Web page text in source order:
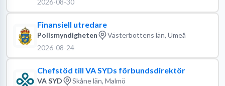
Finansiell utredare
Polismyndigheten
Västerbottens län, Umeå
2026-08-24
Chefstöd till VA SYDs förbundsdirektör
VA SYD
Skåne län, Malmö